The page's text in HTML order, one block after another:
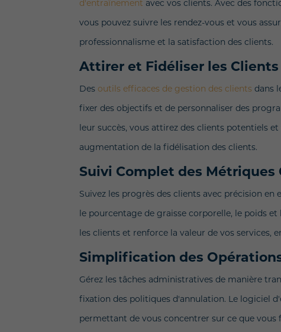
d'entraînement avec vos clients. Avec des
vous pouvez suivre les rendez-vous et vous
professionnalisme et la satisfaction des clients.
Attirer et Fidéliser les
Des outils efficaces de gestion des clients dans
fixer des objectifs et de personnaliser des
leur succès, vous attirez des clients potentiels
augmentation de la fidélisation des clients.
Suivi Complet des Métriques
Suivez les progrès des clients avec précision en
le pourcentage de graisse corporelle, le poids
les clients et renforce la valeur de vos services,
Simplification des
Gérez les tâches administratives de manière
fixation des politiques d'annulation. Le logiciel
permettant de vous concentrer sur ce que